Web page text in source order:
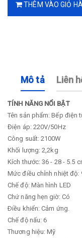
THÊM VÀO GIỎ
Mô tả Liên
TÍNH NĂNG NỔI BẬT
Tên sản phẩm: Bếp điện
Điện áp: 220V/50Hz
Công suất: 2100W
Khối lượng: 2,2kg
Kích thước: 36 - 28 - 5.5
Mức điều chỉnh nhiệt độ:
Chế độ: Màn hình LED
Chứ năng hẹn giờ: Có
Ðiều khiển: Cảm ứng.
Chế độ nấu: 6
Thương hiệu: Mỹ